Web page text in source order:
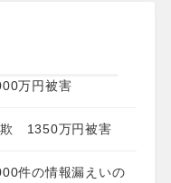
万円被害
欺 1350万円被害
件の情報漏えいの